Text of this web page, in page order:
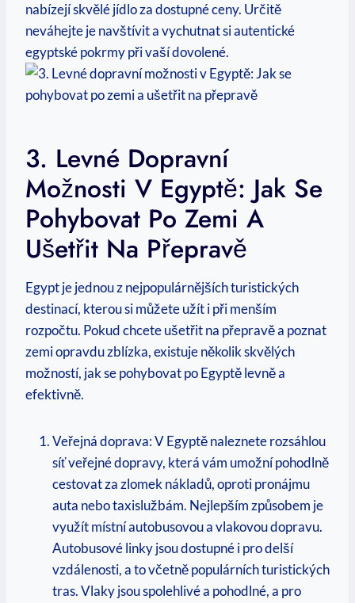
nabízejí ⁢skvělé jídlo⁢ za dostupné ceny. Určitě
‌neváhejte je navštívit a⁣ vychutnat si autentické
egyptské ‍pokrmy při vaší dovolené.
3. Levné Dopravní
Možnosti V Egyptě: Jak Se
Pohybovat Po Zemi A⁢
Ušetřit Na​ Přepravě
Egypt je jednou z nejpopulárnějších ⁤turistických
destinací, kterou si můžete užít i při menším
rozpočtu. Pokud chcete ušetřit na přepravě a‍ poznat
zemi opravdu zblízka, existuje několik skvělých
možností, jak se pohybovat‌ po Egyptě levně a
efektivně.
Veřejná doprava: V​ Egyptě naleznete ‍rozsáhlou⁢
síť veřejné dopravy, která ​vám umožní‌ pohodlně
cestovat za zlomek nákladů, oproti pronájmu
auta‌ nebo taxislužbám. Nejlepším způsobem je
využít místní autobusovou a ‍vlakovou dopravu.
Autobusové linky jsou dostupné i⁣ pro ⁤delší
vzdálenosti, a to včetně populárních turistických
tras. ​Vlaky​ jsou spolehlivé a pohodlné, ‌a pro⁣